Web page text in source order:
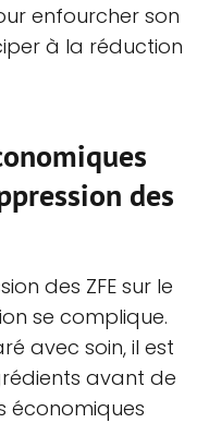
enfourcher son
à la réduction
des
des ZFE sur le
se complique.
avec soin, il est
avant de
économiques